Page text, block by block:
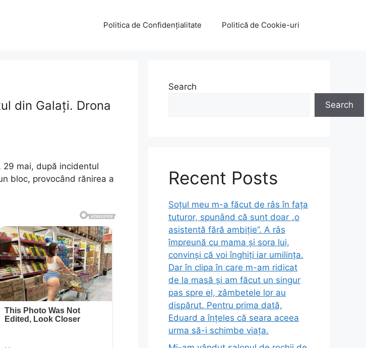
Politica de Confidențialitate Politică de Cookie-uri
din Galați. Drona
29 mai, după incidentul
bloc, provocând rănirea a
Search
Search
Recent Posts
Soțul meu m-a făcut de râs în fața
tuturor, spunând că sunt doar „o
asistentă fără ambiție”. A râs
împreună cu mama și sora lui,
convinși că voi înghiți iar umilința.
Dar în clipa în care m-am ridicat
de la masă și am făcut un singur
pas spre el, zâmbetele lor au
dispărut. Pentru prima dată,
Eduard a înțeles că seara aceea
urma să-i schimbe viața.